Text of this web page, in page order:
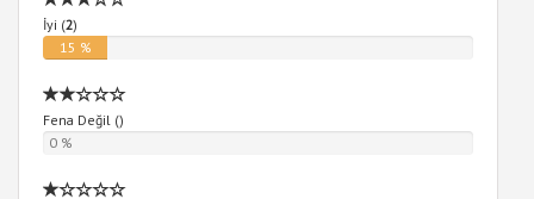
İyi (2)
15 %
Fena Değil ()
0 %